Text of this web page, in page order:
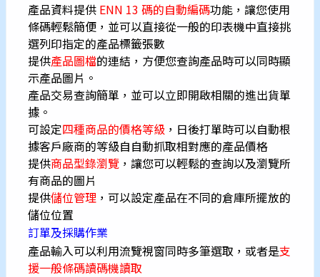
產品資料提供 ENN 13 碼的自動編碼功能，讓您使用
條碼輕鬆簡便，並可以直接從一般的印表機中直接挑
選列印指定的產品標籤張數
提供產品圖檔的連結，方便您查詢產品時可以同時顯
示產品圖片。
產品交易查詢簡單，並可以立即開啟相關的進出貨單
據。
可設定四種商品的價格等級 ，日後打單時可以自動根
據客戶廠商的等級自自動抓取相對應的產品價格
提供商品型錄瀏覽 ，讓您可以輕鬆的查詢以及瀏覽所
有商品的圖片
提供儲位管理 ，可以設定產品在不同的倉庫所擺放的
儲位位置
訂單及採購作業
產品輸入可以利用流覽視窗同時多筆選取，或者是支
援一般條碼讀碼機讀取